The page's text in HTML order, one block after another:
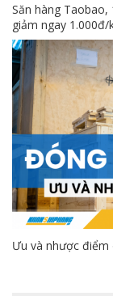
Săn hàng Taobao,
giảm ngay 1.000đ/
Ưu và nhược điểm